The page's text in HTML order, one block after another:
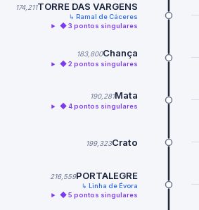
174,211TORRE DAS VARGENS
↳ Ramal de Cáceres
◆ 3 pontos singulares
183,800Chança
◆ 2 pontos singulares
190,281Mata
◆ 4 pontos singulares
199,323Crato
216,559PORTALEGRE
↳ Linha de Évora
◆ 5 pontos singulares